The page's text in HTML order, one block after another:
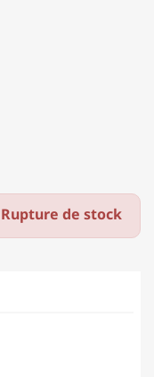
Rupture de stock